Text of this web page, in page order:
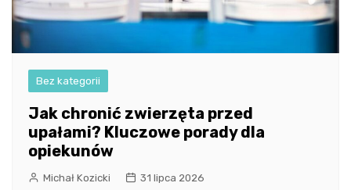
Bez kategorii
Jak chronić zwierzęta przed
upałami? Kluczowe porady dla
opiekunów
Michał Kozicki 31 lipca 2026